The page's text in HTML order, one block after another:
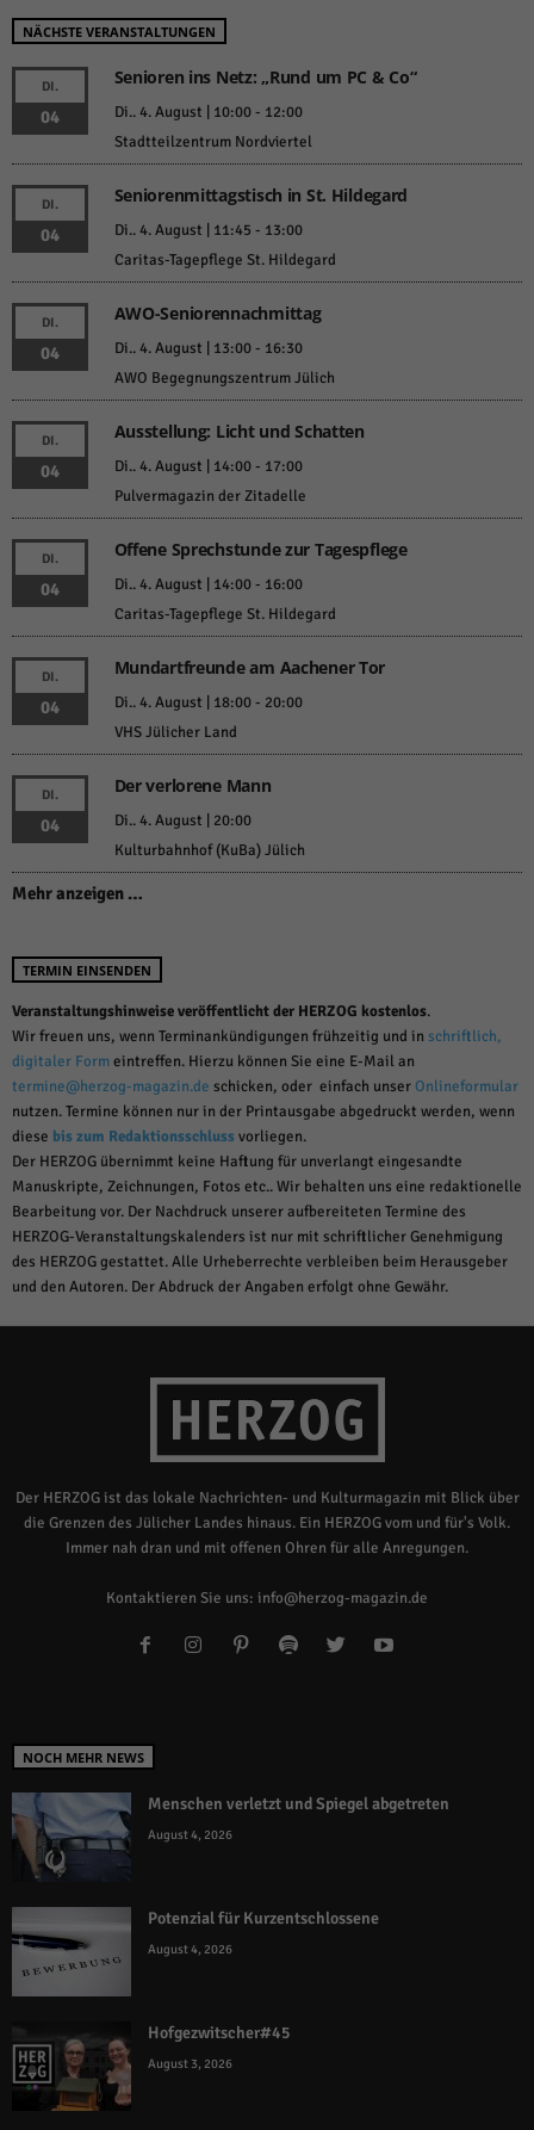
NÄCHSTE VERANSTALTUNGEN
DI.
04
Senioren ins Netz: „Rund um PC & Co“
Di.. 4. August | 10:00- 12:00
Stadtteilzentrum Nordviertel
DI.
04
Seniorenmittagstisch in St. Hildegard
Di.. 4. August | 11:45 - 13:00
Caritas-Tagepflege St. Hildegard
DI.
04
AWO-Seniorennachmittag
Di.. 4. August | 13:00- 16:30
AWO Begegnungszentrum Jülich
DI.
04
Ausstellung: Licht und Schatten
Di.. 4. August | 14:00- 17:00
Pulvermagazin der Zitadelle
DI.
04
Offene Sprechstunde zur Tagespflege
Di.. 4. August | 14:00- 16:00
Caritas-Tagepflege St. Hildegard
DI.
04
Mundartfreunde am Aachener Tor
Di.. 4. August | 18:00- 20:00
VHS Jülicher Land
DI.
04
Der verlorene Mann
Di.. 4. August | 20:00
Kulturbahnhof (KuBa) Jülich
Mehr anzeigen …
TERMIN EINSENDEN
Veranstaltungshinweise veröffentlicht der HERZOG kostenlos.
Wir freuen uns, wenn Terminankündigungen frühzeitig und in schriftlich,
digitaler Formeintreffen. Hierzu können Sie eine E-Mail an
termine@herzog-magazin.de schicken, oder einfach unserOnlineformular
nutzen. Termine können nur in der Printausgabe abgedruckt werden, wenn
diese bis zum Redaktionsschlussvorliegen.
Der HERZOG übernimmt keine Haftung für unverlangt eingesandte
Manuskripte, Zeichnungen, Fotos etc.. Wir behalten uns eine redaktionelle
Bearbeitung vor. Der Nachdruck unserer aufbereiteten Termine des
HERZOG-Veranstaltungskalenders ist nur mit schriftlicher Genehmigung
des HERZOG gestattet. Alle Urheberrechte verbleiben beim Herausgeber
und den Autoren. Der Abdruck der Angaben erfolgt ohne Gewähr.
Der HERZOG ist das lokale Nachrichten- und Kulturmagazin mit Blick über
die Grenzen des Jülicher Landes hinaus. Ein HERZOG vom und für's Volk.
Immer nah dran und mit offenen Ohren für alle Anregungen.
Kontaktieren Sie uns: info@herzog-magazin.de
NOCH MEHR NEWS
Menschen verletzt und Spiegel abgetreten
August 4, 2026
Potenzial für Kurzentschlossene
August 4, 2026
Hofgezwitscher#45
August 3, 2026